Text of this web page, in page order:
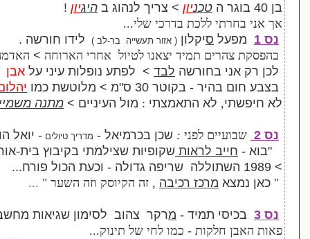
> צריך לנהוג בהיגיון!
בדרכי שלי...
( אזור תעשייה בר-לב )לידו חורשה .
יצאנו לטיול אחרי הארוחה >האדמה בוצית
לבד > לפתע נופלות עיני עלאבן
> מלוטשת כמו
יהלום
התאמצתי:מול העיניים >מתנה משמיים.
: שכן בכרמיאל -מדריך טיולים- יואל הורוביץ
שקופיות שצילמתי בקיבוץ בית-אורן".
רכיבה , זה הקיוסק וזה השער "...
- מרקר צהוב לסימון שגיאות מחשב.
- כמו לחי של תינוק...